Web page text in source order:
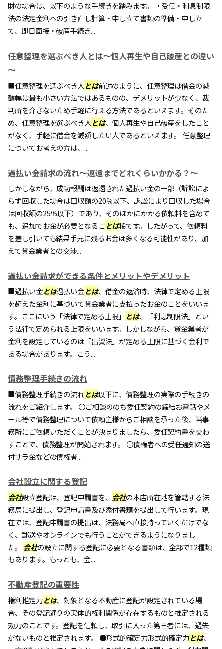
財の場合は、以下のような手続きを踏みます。 ・受任・利息制限
法の法定金利への引き直し計算・申し立て書類の準備・申し立
て、即日面接・破産手続き...
任意整理を選ぶべき人とは～個人再生や自己破産との違い
～
■任意整理を選ぶべき人とは前述のように、任意整理は借金の減
額幅は最も小さい方法ではあるものの、デメリットが少なく、裁
判所を介さないため手軽に行える方法であるといえます。そのた
め、任意整理を選ぶべき人とは、個人再生や自己破産をしたこと
がなく、手軽に借金を減額したい人であるといえます。 任意整理
についてお考えの方は、...
過払い金請求の流れ～返還までどれくらいかかる？～
しかしながら、成功報酬は返還された過払い金の一部（訴訟によ
らず回収した場合は回収額の20％以下、訴訟により回収した場合
は回収額の25％以下）であり、そのほかにかかる依頼料を含めて
も、追加でお金が必要となることは稀です。したがって、依頼料
を差し引いても結果手元に残るお金は多くなる可能性があり、加
えて貸金業者との交渉...
過払い金請求ができる条件とメリットやデメリット
■過払い金とは過払い金とは、借金の返済時、法律で定める上限
を超えた金利に基づいて貸金業者に支払ったお金のことをいいま
す。ここにいう「法律で定める上限」 とは、「利息制限法」とい
う法律で定められる上限をいいます。しかしながら、貸金業者が
金利を設定しているのは「出資法」が定める上限に基づく金利で
ある場合があります。こう...
債務整理手続きの流れ
■債務整理手続きの流れとは以下に、債務整理の実際の手続きの
流れをご紹介します。 〇ご相談ののち委任契約の締結お電話やメ
ール等で債務整理について依頼主様からご相談を承った後、当事
務所にご依頼いただくことが決まりましたら、委任契約書を交わ
すことで、債務整理が開始されます。 〇債権者への受任通知の送
付サラ金などの債権者...
会社設立に関する登記
会社設立登記は、登記申請書を、 会社の本店所在地を管轄する法
務局に提出し、登記申請書及び添付書類を提出して行います。現
在では、登記申請書の提出は、法務局へ直接持っていくだけでな
く、郵送やオンラインでも行うことができるようになりまし
た。 会社の設立に関する登記に必要となる書類は、全部で12種類
もあります。もっとも、会...
不動産登記の重要性
権利推定力とは、対象となる不動産に登記が設定されている場
合、その登記通りの実体的権利関係が存在するものと推定される
効力のことです。登記を信頼し、取引に入った第三者には、過失
がないものと推定されます。 ●形式的確定力形式的確定力とは、